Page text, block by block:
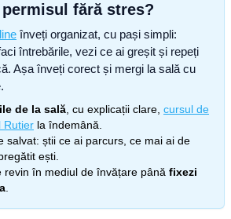
fără stres?
înveți organizat, cu pași simpli:
întrebările, vezi ce ai greșit și repeți
Așa înveți corect și mergi la sală cu
de la sală , cu explicații clare, cursul de
Rutier la îndemână.
salvat: știi ce ai parcurs, ce mai ai de
ești.
revin în mediul de învățare până fixezi